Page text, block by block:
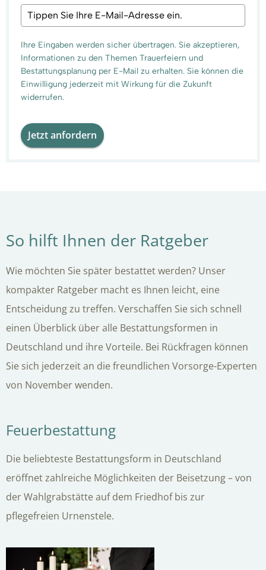
Ihre Eingaben werden sicher übertragen. Sie akzeptieren,
Informationen zu den Themen Trauerfeiern und
Bestattungsplanung per E-Mail zu erhalten. Sie können die
Einwilligung jederzeit mit Wirkung für die Zukunft
widerrufen.
Jetzt anfordern
So hilft Ihnen der Ratgeber
Wie möchten Sie später bestattet werden? Unser
kompakter Ratgeber macht es Ihnen leicht, eine
Entscheidung zu treffen. Verschaffen Sie sich schnell
einen Überblick über alle Bestattungsformen in
Deutschland und ihre Vorteile. Bei Rückfragen können
Sie sich jederzeit an die freundlichen Vorsorge-Experten
von November wenden.
Feuerbestattung
Die beliebteste Bestattungsform in Deutschland
eröffnet zahlreiche Möglichkeiten der Beisetzung – von
der Wahlgrabstätte auf dem Friedhof bis zur
pflegefreien Urnenstele.